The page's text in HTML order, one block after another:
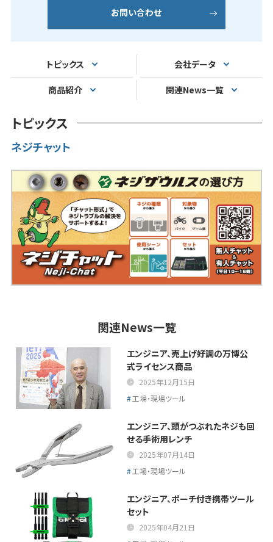
お問い合わせ
トピックス 会社データ
商品紹介 関連News一覧
トピックス
ネジチャット
関連News一覧
エンジニア、売上げ好調の万博公
式ライセンス商品
2025年12月15日
工場・現場ツール
エンジニア、頭がつぶれたネジも回
せる手術用レンチ
2025年07月14日
工場・現場ツール
エンジニア、ポーチ付き携帯ツール
セット
2025年04月21日